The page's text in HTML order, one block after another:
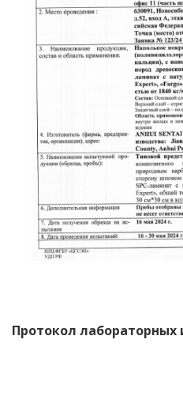
Протокол лабораторных